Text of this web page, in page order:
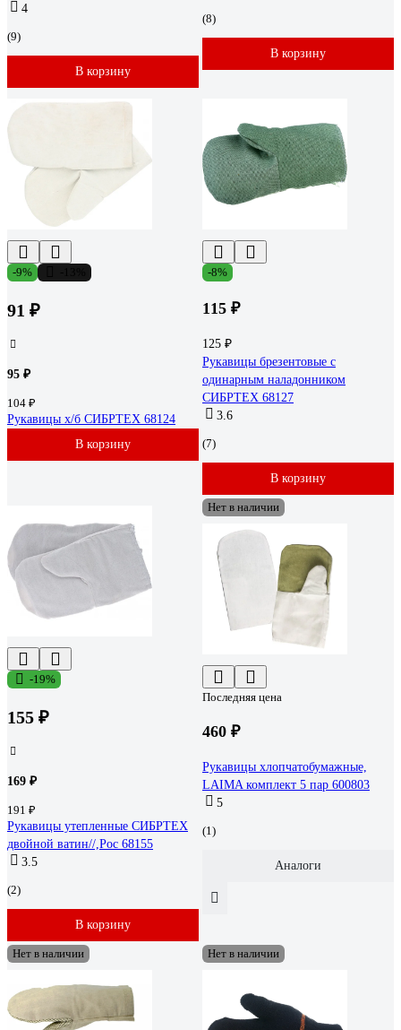
4
(9)
В корзину
(8)
В корзину
-9%
91 ₽
95 ₽
104 ₽
Рукавицы х/б СИБРТЕХ 68124
В корзину
-8%
115 ₽
125 ₽
Рукавицы брезентовые с
одинарным наладонником
СИБРТЕХ 68127
3.6
(7)
В корзину
-19%
155 ₽
169 ₽
191 ₽
Рукавицы утепленные СИБРТЕХ
двойной ватин//,Рос 68155
3.5
(2)
В корзину
Нет в наличии
Последняя цена
460 ₽
Рукавицы хлопчатобумажные,
LAIMA комплект 5 пар 600803
5
(1)
Аналоги
Нет в наличии Нет в наличии